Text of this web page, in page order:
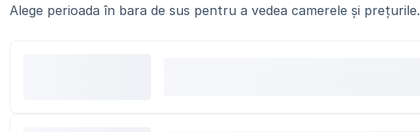
Alege perioada în bara de sus pentru a vedea camerele și prețurile.